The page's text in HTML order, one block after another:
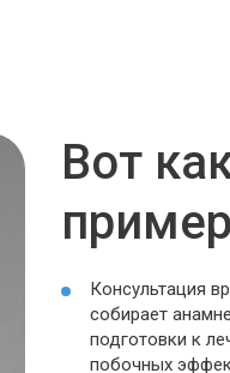
Вот
Консультация
собирает
подготовки к
побочных